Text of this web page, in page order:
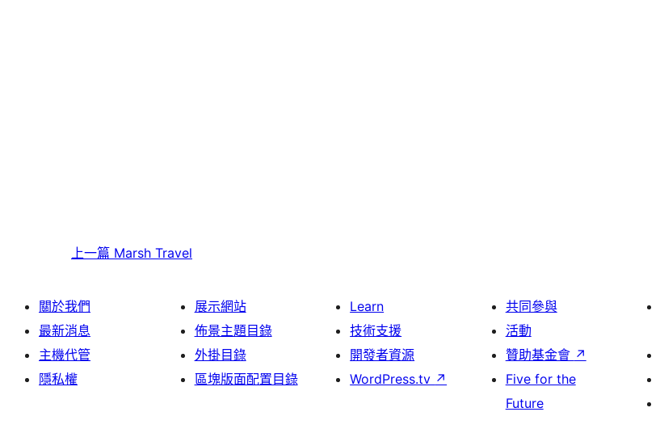
上一篇 Marsh Travel
關於我們
最新消息
主機代管
隱私權
展示網站
佈景主題目錄
外掛目錄
區塊版面配置目錄
Learn
技術支援
開發者資源
WordPress.tv ↗
共同參與
活動
贊助基金會 ↗
Five for the
Future